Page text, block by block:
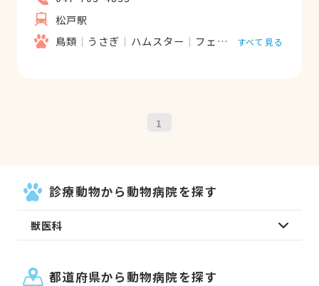
松戸駅
鳥類
うさぎ ハムスター フェレット リス
すべて見る
1
診療動物から動物病院を探す
獣医科
都道府県から動物病院を探す